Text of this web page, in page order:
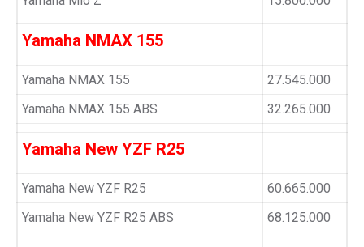
Yamaha NMAX 155
Yamaha NMAX 155
27.545.000
Yamaha NMAX 155 ABS
32.265.000
Yamaha New YZF R25
Yamaha New YZF R25
60.665.000
Yamaha New YZF R25 ABS
68.125.000